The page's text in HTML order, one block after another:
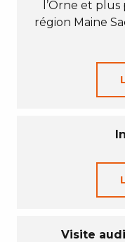
l’Orne et
région Maine
Visite